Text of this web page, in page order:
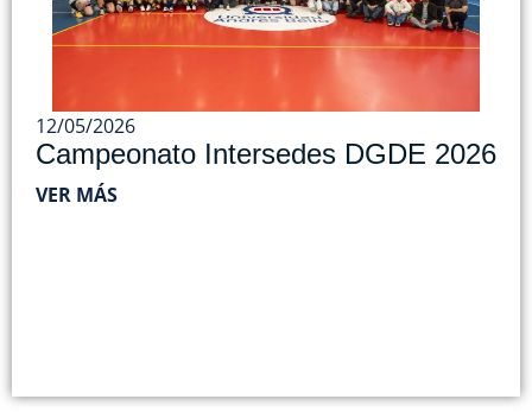
12/05/2026
Campeonato Intersedes DGDE 2026
VER MÁS